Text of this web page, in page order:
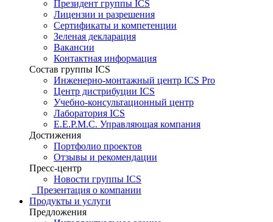
Президент группы ICS
Лицензии и разрешения
Сертификаты и компетенции
Зеленая декларация
Вакансии
Контактная информация
Состав группы ICS
Инженерно-монтажный центр ICS Pro
Центр дистрибуции ICS
Учебно-консультационный центр
Лаборатория ICS
E.E.P.M.C. Управляющая компания
Достижения
Портфолио проектов
Отзывы и рекомендации
Пресс-центр
Новости группы ICS
Презентация о компании
Продукты и услуги
Предложения